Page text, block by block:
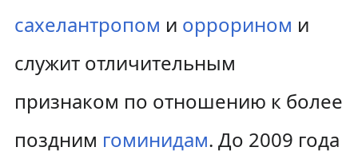
сахелантропом и оррорином и
служит отличительным
признаком по отношению к более
поздним гоминидам. До 2009 года